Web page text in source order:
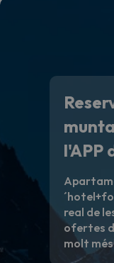
l'APP
real de
ofertes
molt